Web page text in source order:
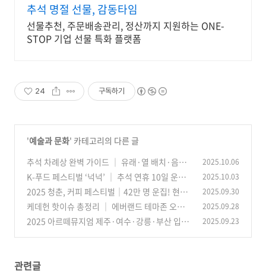
추석 명절 선물, 감동타임
선물추천, 주문배송관리, 정산까지 지원하는 ONE-
STOP 기업 선물 특화 플랫폼
24 구독하기
'예술과 문화' 카테고리의 다른 글
추석 차례상 완벽 가이드 │ 유래·열 배치·음식
위치·간소화 팁(2025 최신) (35)
2025.10.06
K-푸드 페스티벌 ‘넉넉’ │ 추석 연휴 10일 운영·
전통놀이·공연 총정리
(33)
2025.10.03
2025 청춘, 커피 페스티벌│42만 명 운집! 현장
리포트 & 하이라이트
2025.09.30
케데헌 핫이슈 총정리 │ 에버랜드 테마존 오픈
런·굿즈 38종·‘골든’ 빌보드 6주·UK 8주 1위
(4
2025.09.28
2025 아르떼뮤지엄 제주·여수·강릉·부산 입장
2025.09.23
관련글